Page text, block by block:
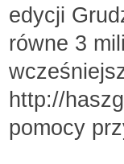
edycji
równe 3
http://
pomocy